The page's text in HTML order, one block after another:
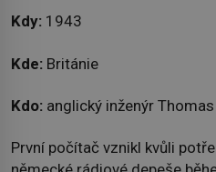
Kdy: 1943
Kde: Británie
Kdo: anglický inženýr
První počítač vznikl kvůli